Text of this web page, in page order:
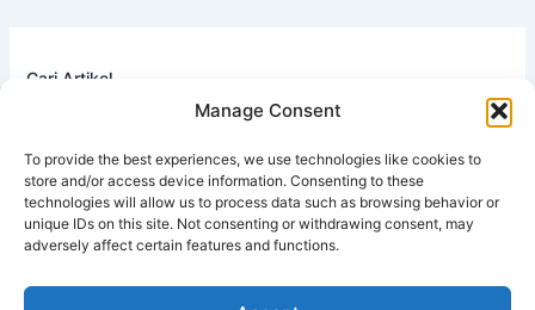
Manage Consent
To provide the best experiences, we use technologies like cookies to
store and/or access device information. Consenting to these
technologies will allow us to process data such as browsing behavior or
unique IDs on this site. Not consenting or withdrawing consent, may
adversely affect certain features and functions.
Cari Artikel
Search
Bosan Biaya Berobat Mahal? Temukan Rahasia Sehat